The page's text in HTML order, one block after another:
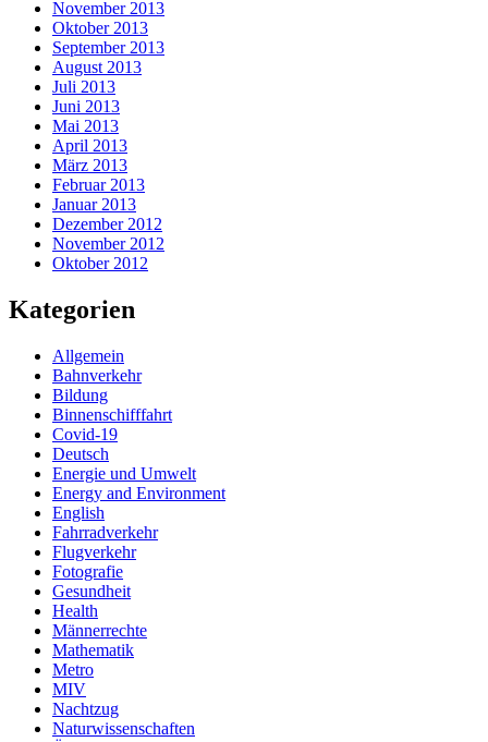
November 2013
Oktober 2013
September 2013
August 2013
Juli 2013
Juni 2013
Mai 2013
April 2013
März 2013
Februar 2013
Januar 2013
Dezember 2012
November 2012
Oktober 2012
Kategorien
Allgemein
Bahnverkehr
Bildung
Binnenschifffahrt
Covid-19
Deutsch
Energie und Umwelt
Energy and Environment
English
Fahrradverkehr
Flugverkehr
Fotografie
Gesundheit
Health
Männerrechte
Mathematik
Metro
MIV
Nachtzug
Naturwissenschaften